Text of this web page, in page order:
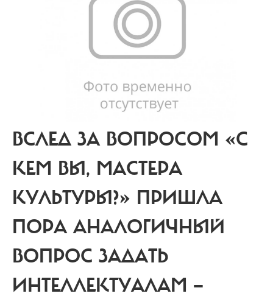
ВСЛЕД ЗА ВОПРОСОМ «С
КЕМ ВЫ, МАСТЕРА
КУЛЬТУРЫ?» ПРИШЛА
ПОРА АНАЛОГИЧНЫЙ
ВОПРОС ЗАДАТЬ
ИНТЕЛЛЕКТУАЛАМ —